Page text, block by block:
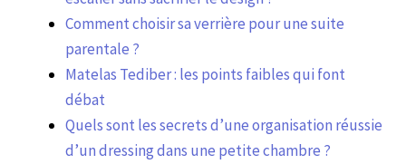
Comment choisir sa verrière pour une suite
parentale ?
Matelas Tediber : les points faibles qui font
débat
Quels sont les secrets d’une organisation réussie
d’un dressing dans une petite chambre ?